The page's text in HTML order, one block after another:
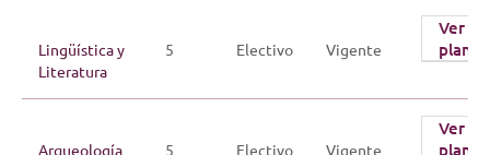
Lingüística y
Literatura
5 Electivo Vigente
Ver
plan
Arqueología 5 Electivo Vigente
Ver
plan